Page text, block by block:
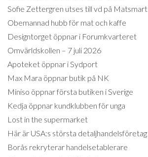
Sofie Zettergren utses till vd på Matsmart
Obemannad hubb för mat och kaffe
Designtorget öppnar i Forumkvarteret
Omvärldskollen – 7 juli 2026
Apoteket öppnar i Sydport
Max Mara öppnar butik på NK
Miniso öppnar första butiken i Sverige
Kedja öppnar kundklubben för unga
Lost in the supermarket
Här är USA:s största detaljhandelsföretag
Borås rekryterar handelsetablerare